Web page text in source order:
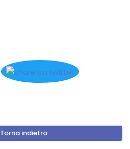
Torna indietro